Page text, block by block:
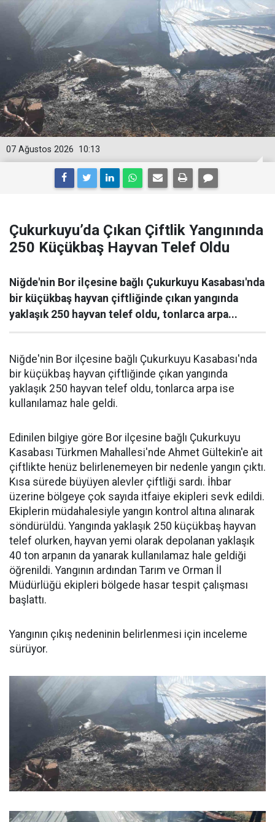
10:13
07 Ağustos 2026
Çukurkuyu’da Çıkan Çiftlik Yangınında
250 Küçükbaş Hayvan Telef Oldu
Niğde'nin Bor ilçesine bağlı Çukurkuyu Kasabası'nda
bir küçükbaş hayvan çiftliğinde çıkan yangında
yaklaşık 250 hayvan telef oldu, tonlarca arpa...
Niğde'nin Bor ilçesine bağlı Çukurkuyu Kasabası'nda
bir küçükbaş hayvan çiftliğinde çıkan yangında
yaklaşık 250 hayvan telef oldu, tonlarca arpa ise
kullanılamaz hale geldi.
Edinilen bilgiye göre Bor ilçesine bağlı Çukurkuyu
Kasabası Türkmen Mahallesi'nde Ahmet Gültekin'e ait
çiftlikte henüz belirlenemeyen bir nedenle yangın çıktı.
Kısa sürede büyüyen alevler çiftliği sardı. İhbar
üzerine bölgeye çok sayıda itfaiye ekipleri sevk edildi.
Ekiplerin müdahalesiyle yangın kontrol altına alınarak
söndürüldü. Yangında yaklaşık 250 küçükbaş hayvan
telef olurken, hayvan yemi olarak depolanan yaklaşık
40 ton arpanın da yanarak kullanılamaz hale geldiği
öğrenildi. Yangının ardından Tarım ve Orman İl
Müdürlüğü ekipleri bölgede hasar tespit çalışması
başlattı.
Yangının çıkış nedeninin belirlenmesi için inceleme
sürüyor.